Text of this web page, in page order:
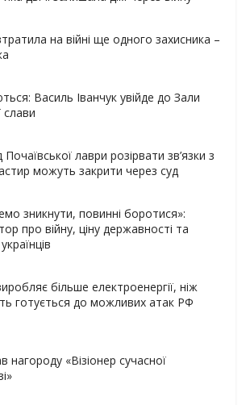
на війні ще одного захисника –
Василь Іванчук увійде до Зали
слави
лаври розірвати зв’язки з
можуть закрити через суд
зникнути, повинні боротися»:
про війну, ціну державності та
більше електроенергії, ніж
готується до можливих атак РФ
нагороду «Візіонер сучасної